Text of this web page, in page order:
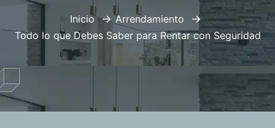
Inicio
Arrendamiento
Todo lo que Debes Saber para Rentar con Seguridad